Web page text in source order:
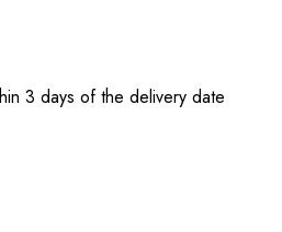
3 days of the delivery date